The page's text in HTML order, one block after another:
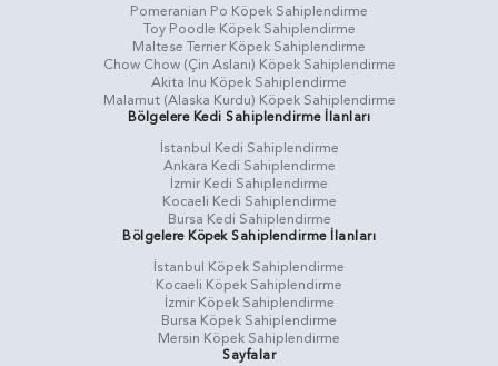
Pomeranian Po Köpek Sahiplendirme
Toy Poodle Köpek Sahiplendirme
Maltese Terrier Köpek Sahiplendirme
Chow Chow (Çin Aslanı) Köpek Sahiplendirme
Akita Inu Köpek Sahiplendirme
Malamut (Alaska Kurdu) Köpek Sahiplendirme
Bölgelere Kedi Sahiplendirme İlanları
İstanbul Kedi Sahiplendirme
Ankara Kedi Sahiplendirme
İzmir Kedi Sahiplendirme
Kocaeli Kedi Sahiplendirme
Bursa Kedi Sahiplendirme
Bölgelere Köpek Sahiplendirme İlanları
İstanbul Köpek Sahiplendirme
Kocaeli Köpek Sahiplendirme
İzmir Köpek Sahiplendirme
Bursa Köpek Sahiplendirme
Mersin Köpek Sahiplendirme
Sayfalar